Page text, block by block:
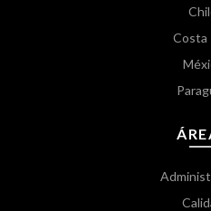
Costa